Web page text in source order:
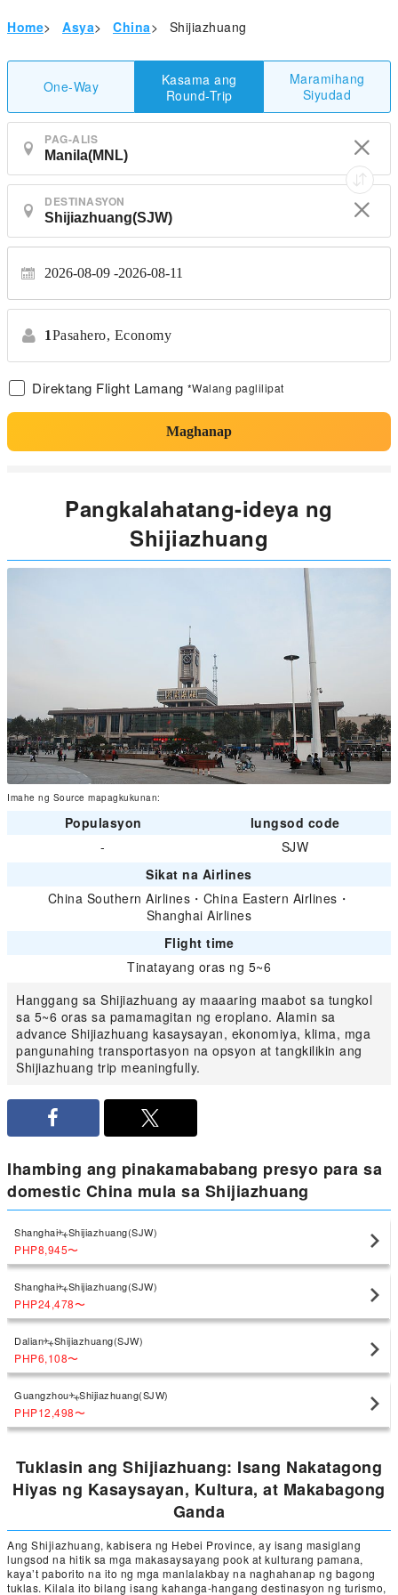
Home> Asya> China> Shijiazhuang
One-Way
Kasama ang
Round-Trip
Maramihang
Siyudad
PAG-ALIS
DESTINASYON
2026-08-09 2026-08-11
1Pasahero, Economy
Direktang Flight Lamang *Walang paglilipat
Maghanap
Pangkalahatang-ideya ng
Shijiazhuang
Imahe ng Source mapagkukunan:
Populasyon
lungsod code
-
SJW
Sikat na Airlines
China Southern Airlines ・ China Eastern Airlines ・
Shanghai Airlines
Flight time
Tinatayang oras ng 5~6
Hanggang sa Shijiazhuang ay maaaring maabot sa tungkol
sa 5~6 oras sa pamamagitan ng eroplano. Alamin sa
advance Shijiazhuang kasaysayan, ekonomiya, klima, mga
pangunahing transportasyon na opsyon at tangkilikin ang
Shijiazhuang trip meaningfully.
Ihambing ang pinakamababang presyo para sa
domestic China mula sa Shijiazhuang
Shanghai Shijiazhuang(SJW)
PHP8,945〜
Shanghai Shijiazhuang(SJW)
PHP24,478〜
Dalian Shijiazhuang(SJW)
PHP6,108〜
Guangzhou Shijiazhuang(SJW)
PHP12,498〜
Tuklasin ang Shijiazhuang: Isang Nakatagong
Hiyas ng Kasaysayan, Kultura, at Makabagong
Ganda
Ang Shijiazhuang, kabisera ng Hebei Province, ay isang masiglang
lungsod na hitik sa mga makasaysayang pook at kulturang pamana,
kaya’t paborito na ito ng mga manlalakbay na naghahanap ng bagong
tuklas. Kilala ito bilang isang kahanga-hangang destinasyon ng turismo,